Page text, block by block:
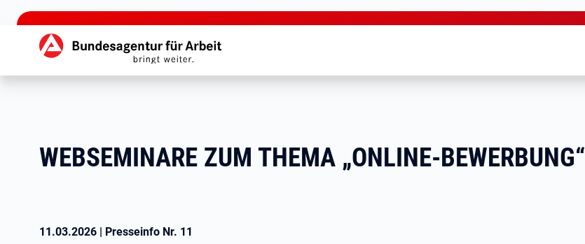
zu den Hauptinhalten springen
Hauptnavigation
WEBSEMINARE ZUM THEMA „ONLINE-BEWERBUNG“
11.03.2026 | Presseinfo Nr. 11